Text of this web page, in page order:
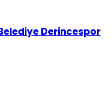
Derincespor